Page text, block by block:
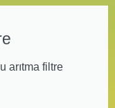
arıtma filtre